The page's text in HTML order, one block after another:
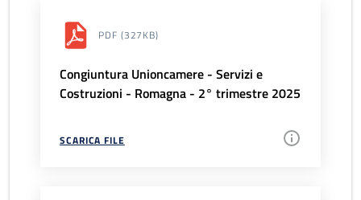
PDF (327KB)
Congiuntura Unioncamere - Servizi e
Costruzioni - Romagna - 2° trimestre 2025
SCARICA FILE